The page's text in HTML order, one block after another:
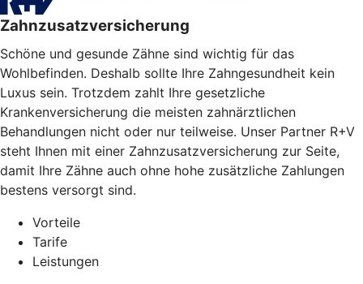
Zahnzusatzversicherung
Schöne und gesunde Zähne sind wichtig für das
Wohlbefinden. Deshalb sollte Ihre Zahngesundheit kein
Luxus sein. Trotzdem zahlt Ihre gesetzliche
Krankenversicherung die meisten zahnärztlichen
Behandlungen nicht oder nur teilweise. Unser Partner R+V
steht Ihnen mit einer Zahnzusatzversicherung zur Seite,
damit Ihre Zähne auch ohne hohe zusätzliche Zahlungen
bestens versorgt sind.
Vorteile
Tarife
Leistungen